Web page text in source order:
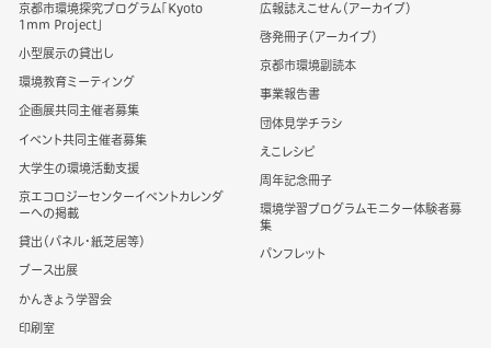
京都市環境探究プログラム「Kyoto
1mm Project」
小型展示の貸出し
環境教育ミーティング
企画展共同主催者募集
イベント共同主催者募集
大学生の環境活動支援
京エコロジーセンターイベントカレンダ
ーへの掲載
貸出（パネル・紙芝居等）
ブース出展
かんきょう学習会
印刷室
広報誌えこせん（アーカイブ）
啓発冊子（アーカイブ）
京都市環境副読本
事業報告書
団体見学チラシ
えこレシピ
周年記念冊子
環境学習プログラムモニター体験者募
集
パンフレット